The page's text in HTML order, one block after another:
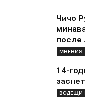
Чичо
после
МНЕНИЯ
14-
ВОДЕЩИ